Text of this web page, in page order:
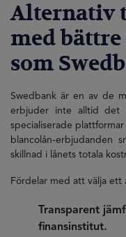
Alternativ
med
som
Swedbank är en av de
erbjuder inte alltid det
specialiserade
blancolån-erbjudanden
skillnad i lånets totala
Fördelar med att välja ett
Transparent
finansinstitut.